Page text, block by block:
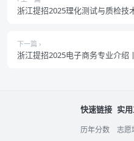
浙江提招2025理化测试与质检技
下一篇 ›
浙江提招2025电子商务专业介绍
快速链接
历年分数
实
志愿